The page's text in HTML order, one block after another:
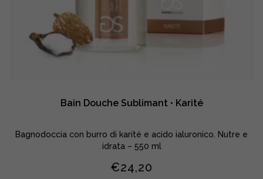
Bain Douche Sublimant • Karité
Bagnodoccia con burro di karité e acido ialuronico. Nutre e
idrata – 550 ml
€24,20